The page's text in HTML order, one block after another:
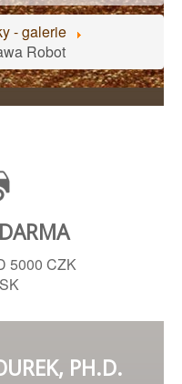
- galerie
Robot
5000 CZK
PH.D.